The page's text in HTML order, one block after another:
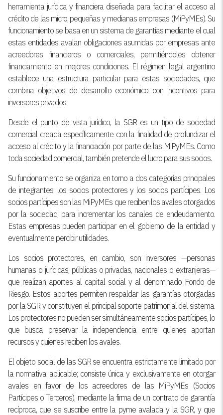
herramienta jurídica y financiera diseñada para facilitar el acceso al
crédito de las micro, pequeñas y medianas empresas (MiPyMEs). Su
funcionamiento se basa en un sistema de garantías mediante el cual
estas entidades avalan obligaciones asumidas por empresas ante
acreedores financieros o comerciales, permitiéndoles obtener
financiamiento en mejores condiciones. El régimen legal argentino
establece una estructura particular para estas sociedades, que
combina objetivos de desarrollo económico con incentivos para
inversores privados.
Desde el punto de vista jurídico, la SGR es un tipo de sociedad
comercial creada específicamente con la finalidad de profundizar el
acceso al crédito y la financiación por parte de las MiPyMEs. Como
toda sociedad comercial, también pretende el lucro para sus socios.
Su funcionamiento se organiza en torno a dos categorías principales
de integrantes: los socios protectores y los socios partícipes. Los
socios partícipes son las MiPyMEs que reciben los avales otorgados
por la sociedad, para incrementar los canales de endeudamiento.
Estas empresas pueden participar en el gobierno de la entidad y
eventualmente percibir utilidades.
Los socios protectores, en cambio, son inversores —personas
humanas o jurídicas, públicas o privadas, nacionales o extranjeras—
que realizan aportes al capital social y al denominado Fondo de
Riesgo. Estos aportes permiten respaldar las garantías otorgadas
por la SGR y constituyen el principal soporte patrimonial del sistema.
Los protectores no pueden ser simultáneamente socios partícipes, lo
que busca preservar la independencia entre quienes aportan
recursos y quienes reciben los avales.
El objeto social de las SGR se encuentra estrictamente limitado por
la normativa aplicable; consiste única y exclusivamente en otorgar
avales en favor de los acreedores de las MiPyMEs (Socios
Partícipes o Terceros), mediante la firma de un contrato de garantía
recíproca, que se suscribe entre la pyme avalada y la SGR, y que